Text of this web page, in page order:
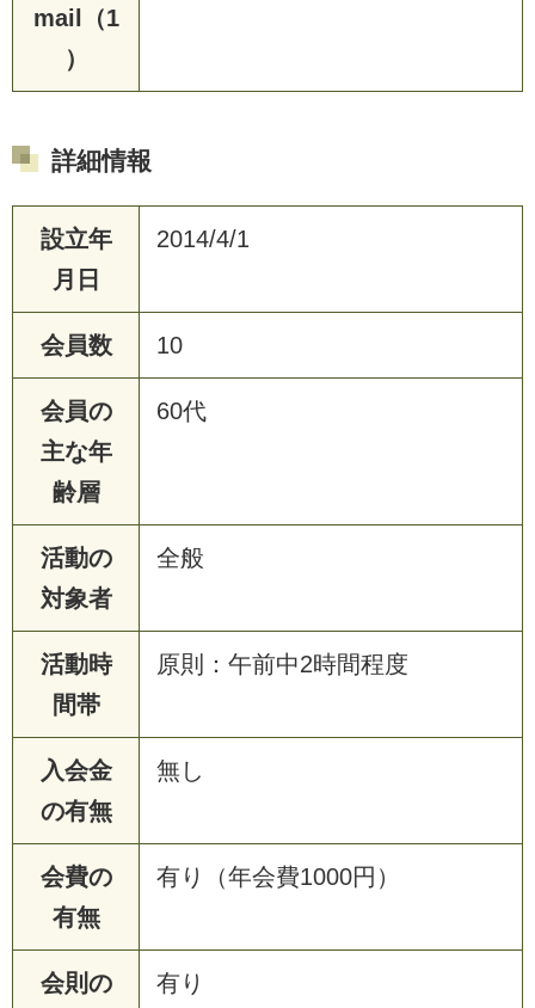
mail（1
）
詳細情報
設立年
月日
2014/4/1
会員数 10
会員の
主な年
齢層
60代
活動の
対象者
全般
活動時
間帯
原則：午前中2時間程度
入会金
の有無
無し
会費の
有無
有り（年会費1000円）
会則の
有り